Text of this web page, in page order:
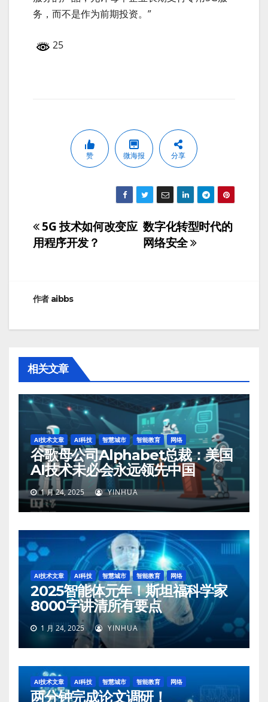
务，而不是作为前期投资。”
25
赞 微海报 分享
文
章
航
数字化转型时代的
网络安全
5G 技术如何改变应
用程序开发？
作者 aibbs
相关文章
AI技术文章 AI科技 智慧城市 智能教育 网络
谷歌母公司Alphabet总裁：美国
AI技术未必会永远领先中国
1 月 24, 2025 YINHUA
AI技术文章 AI科技 智慧城市 智能教育 网络
2025智能体元年！斯坦福科学家
8000字讲清所有要点
1 月 24, 2025 YINHUA
AI技术文章 AI科技 智慧城市 智能教育 网络
两分钟完成论文调研！